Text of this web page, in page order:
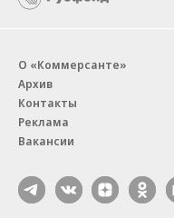
О «Коммерсанте»
Архив
Контакты
Реклама
Вакансии